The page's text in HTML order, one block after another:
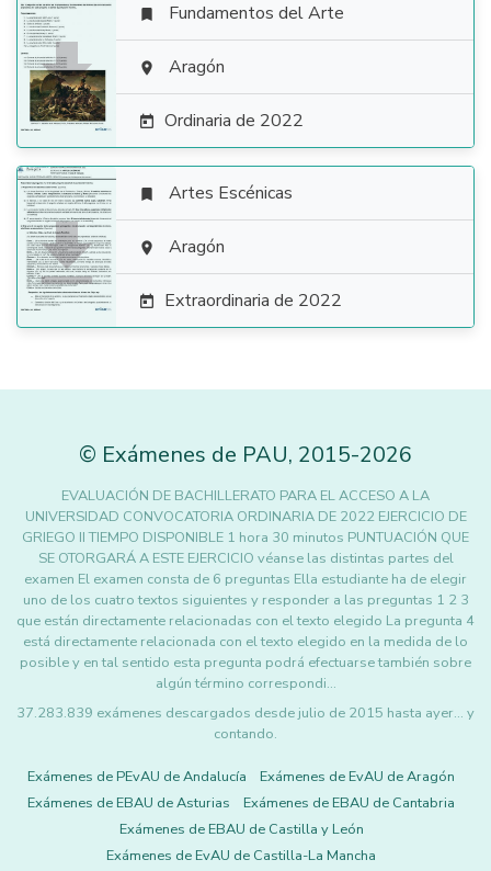

 Fundamentos del Arte
 Aragón
 Ordinaria de 2022

 Artes Escénicas
 Aragón
 Extraordinaria de 2022
© Exámenes de PAU, 2015-2026
EVALUACIÓN DE BACHILLERATO PARA EL ACCESO A LA
UNIVERSIDAD CONVOCATORIA ORDINARIA DE 2022 EJERCICIO DE
GRIEGO II TIEMPO DISPONIBLE 1 hora 30 minutos PUNTUACIÓN QUE
SE OTORGARÁ A ESTE EJERCICIO véanse las distintas partes del
examen El examen consta de 6 preguntas Ella estudiante ha de elegir
uno de los cuatro textos siguientes y responder a las preguntas 1 2 3
que están directamente relacionadas con el texto elegido La pregunta 4
está directamente relacionada con el texto elegido en la medida de lo
posible y en tal sentido esta pregunta podrá efectuarse también sobre
algún término correspondi…
37.283.839 exámenes descargados desde julio de 2015 hasta ayer... y
contando.
Exámenes de PEvAU de Andalucía
Exámenes de EvAU de Aragón
Exámenes de EBAU de Asturias
Exámenes de EBAU de Cantabria
Exámenes de EBAU de Castilla y León
Exámenes de EvAU de Castilla-La Mancha